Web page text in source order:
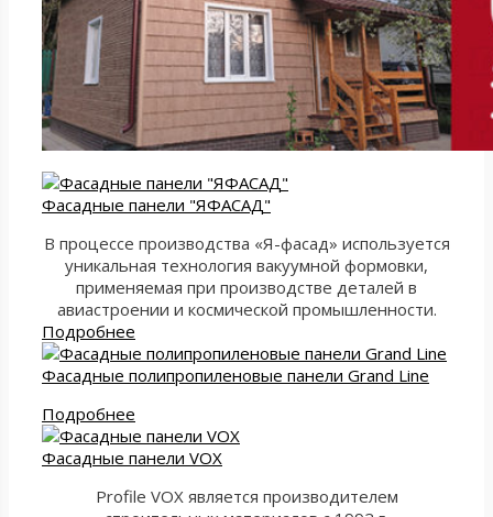
Фасадные панели "ЯФАСАД"
В процессе производства «Я-фасад» используется
уникальная технология вакуумной формовки,
применяемая при производстве деталей в
авиастроении и космической промышленности.
Подробнее
Фасадные полипропиленовые панели Grand Line
Подробнее
Фасадные панели VOX
Profile VOX является производителем